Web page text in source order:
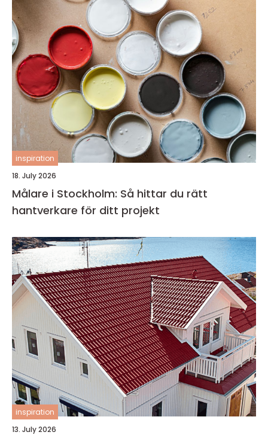
inspiration
18. July 2026
Målare i Stockholm: Så hittar du rätt
hantverkare för ditt projekt
inspiration
13. July 2026